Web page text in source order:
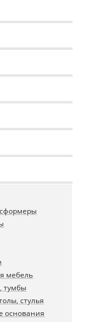
мебель
тумбы
стулья
основания